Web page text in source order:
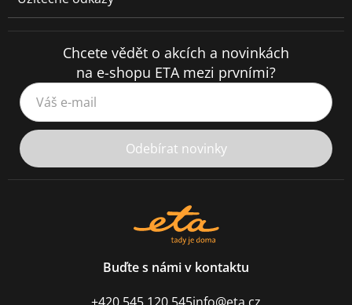
Chcete vědět o akcích a novinkách
na e-shopu ETA mezi prvními?
Váš e-mail
Odebírat novinky
Buďte s námi v kontaktu